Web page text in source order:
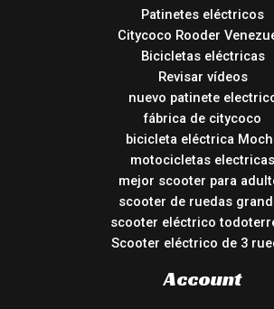
Patinetes eléctricos
Citycoco Rooder
Bicicletas eléctricas
Revisar vídeos
nuevo patinete
fábrica de citycoco
bicicleta eléctrica
motocicletas electricas
mejor scooter para
scooter de ruedas
scooter eléctrico
Scooter eléctrico de 3
Account